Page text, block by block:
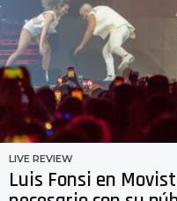
LIVE REVIEW
Luis Fonsi en